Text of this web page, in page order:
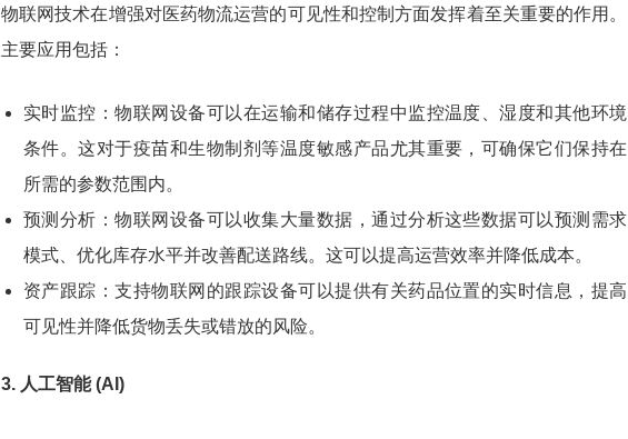
物联网技术在增强对医药物流运营的可见性和控制方面发挥着至关重要的作用。
主要应用包括：
实时监控：物联网设备可以在运输和储存过程中监控温度、湿度和其他环境
条件。这对于疫苗和生物制剂等温度敏感产品尤其重要，可确保它们保持在
所需的参数范围内。
预测分析：物联网设备可以收集大量数据，通过分析这些数据可以预测需求
模式、优化库存水平并改善配送路线。这可以提高运营效率并降低成本。
资产跟踪：支持物联网的跟踪设备可以提供有关药品位置的实时信息，提高
可见性并降低货物丢失或错放的风险。
3. 人工智能 (AI)